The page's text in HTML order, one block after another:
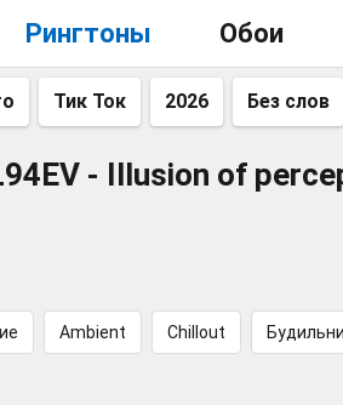
Рингтоны Обои
Тик Ток 2026 Без слов
- Illusion of
Ambient Chillout